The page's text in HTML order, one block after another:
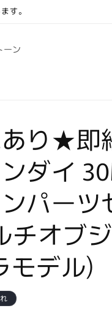
す。
ーン
あり★即
ダイ
パーツ
チオブ
モデル)